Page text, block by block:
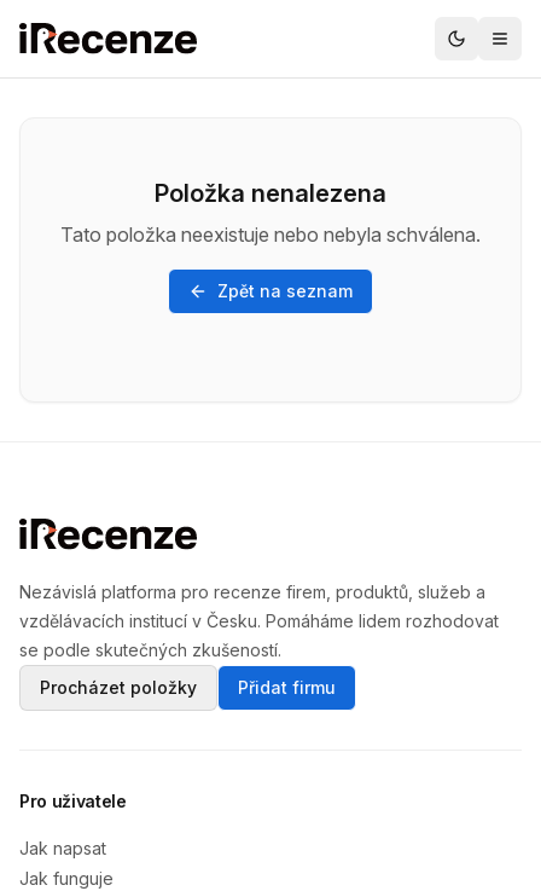
Položka nenalezena
Tato položka neexistuje nebo nebyla schválena.
Zpět na seznam
Nezávislá platforma pro recenze firem, produktů, služeb a
vzdělávacích institucí v Česku. Pomáháme lidem rozhodovat
se podle skutečných zkušeností.
Procházet položky
Přidat firmu
Pro uživatele
Jak napsat
Jak funguje